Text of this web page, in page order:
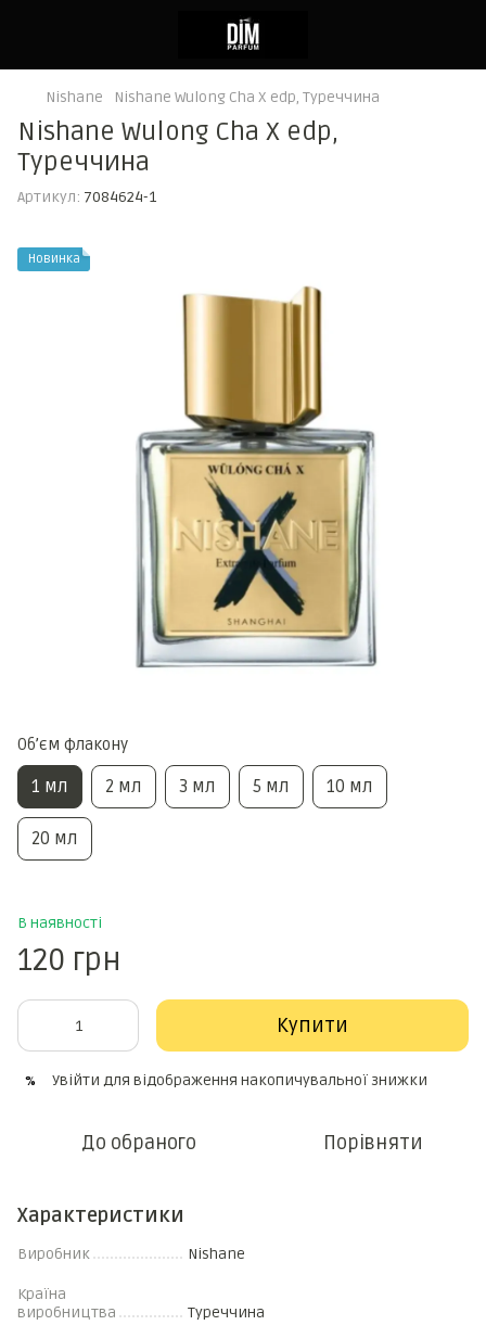
Nishane Nishane Wulong Cha X edp, Туреччина
Nishane Wulong Cha X edp,
Туреччина
Артикул: 7084624-1
Новинка
Обʼєм флакону
1 мл 2 мл 3 мл 5 мл 10 мл
20 мл
В наявності
120 грн
Купити
% Увійти для відображення накопичувальної знижки
До обраного Порівняти
Характеристики
Виробник Nishane
Країна
виробництва
Туреччина